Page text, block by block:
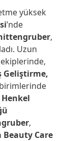
yüksek
’nde
,
Uzun
ekiplerinde,
Geliştirme,
birimlerinde
Henkel
,
Beauty Care